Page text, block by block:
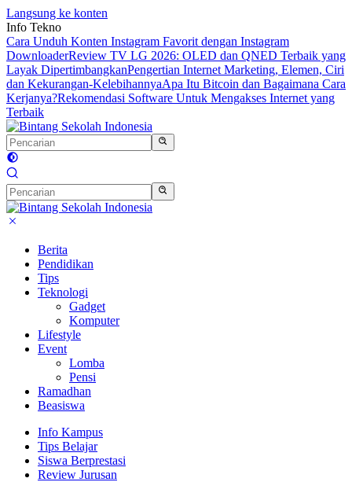
Langsung ke konten
Info Tekno
Cara Unduh Konten Instagram Favorit dengan Instagram
DownloaderReview TV LG 2026: OLED dan QNED Terbaik yang
Layak DipertimbangkanPengertian Internet Marketing, Elemen, Ciri
dan Kekurangan-KelebihannyaApa Itu Bitcoin dan Bagaimana Cara
Kerjanya?Rekomendasi Software Untuk Mengakses Internet yang
Terbaik
Berita
Pendidikan
Tips
Teknologi
Gadget
Komputer
Lifestyle
Event
Lomba
Pensi
Ramadhan
Beasiswa
Info Kampus
Tips Belajar
Siswa Berprestasi
Review Jurusan